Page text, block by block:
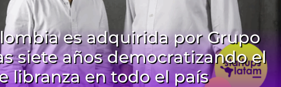
es adquirida por Grupo
siete años democratizando el
libranza en todo el país